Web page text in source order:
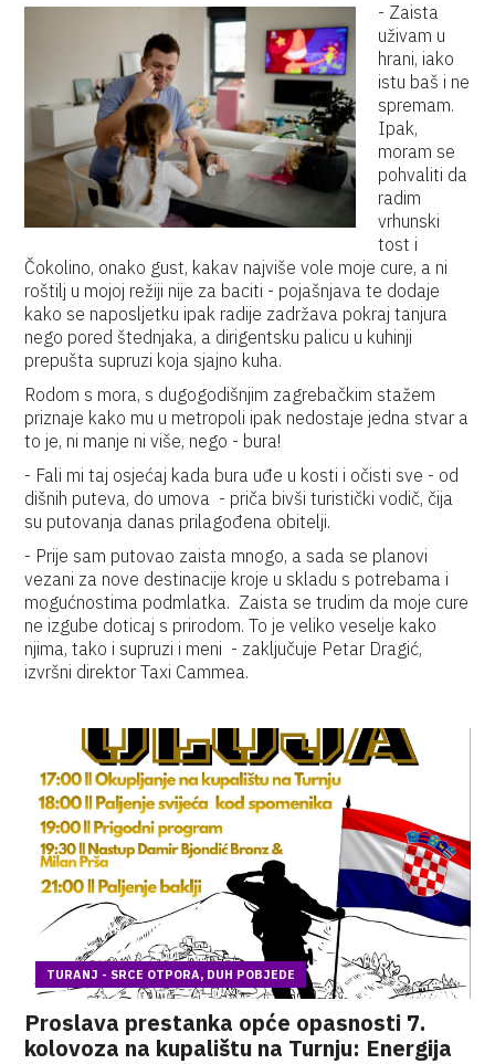
- Zaista
uživam u
hrani, iako
istu baš i ne
spremam.
Ipak,
moram se
pohvaliti da
radim
vrhunski
tost i
Čokolino, onako gust, kakav najviše vole moje cure, a ni
roštilj u mojoj režiji nije za baciti - pojašnjava te dodaje
kako se naposljetku ipak radije zadržava pokraj tanjura
nego pored štednjaka, a dirigentsku palicu u kuhinji
prepušta supruzi koja sjajno kuha.
Rodom s mora, s dugogodišnjim zagrebačkim stažem
priznaje kako mu u metropoli ipak nedostaje jedna stvar a
to je, ni manje ni više, nego - bura!
- Fali mi taj osjećaj kada bura uđe u kosti i očisti sve - od
dišnih puteva, do umova - priča bivši turistički vodič, čija
su putovanja danas prilagođena obitelji.
- Prije sam putovao zaista mnogo, a sada se planovi
vezani za nove destinacije kroje u skladu s potrebama i
mogućnostima podmlatka. Zaista se trudim da moje cure
ne izgube doticaj s prirodom. To je veliko veselje kako
njima, tako i supruzi i meni - zaključuje Petar Dragić,
izvršni direktor Taxi Cammea.
TURANJ - SRCE OTPORA, DUH POBJEDE
Proslava prestanka opće opasnosti 7.
kolovoza na kupalištu na Turnju: Energija